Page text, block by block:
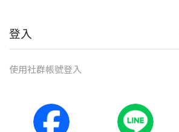
登入
使⽤社群帳號登入